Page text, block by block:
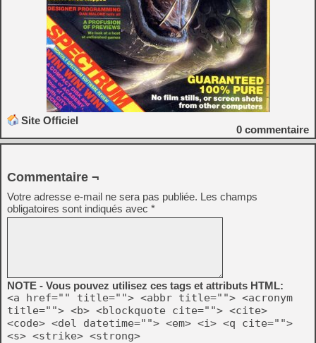
Site Officiel
0 commentaire
Commentaire ¬
Votre adresse e-mail ne sera pas publiée. Les champs
obligatoires sont indiqués avec *
NOTE - Vous pouvez utilisez ces tags et attributs HTML:
<a href="" title=""> <abbr title=""> <acronym
title=""> <b> <blockquote cite=""> <cite>
<code> <del datetime=""> <em> <i> <q cite="">
<s> <strike> <strong>